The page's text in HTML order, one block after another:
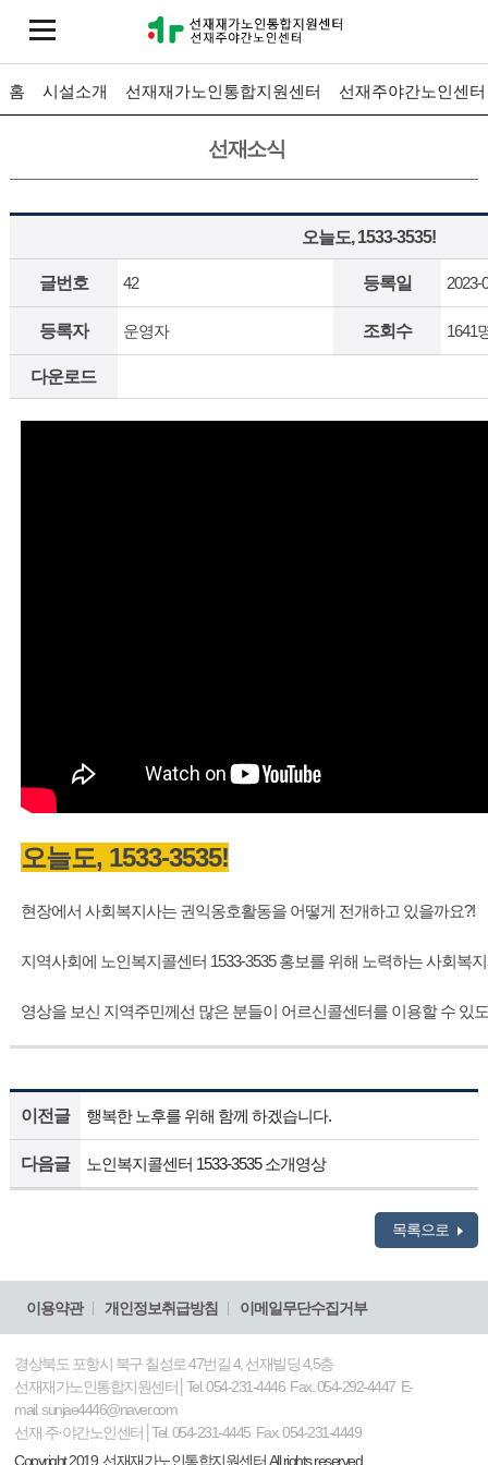
홈 시설소개 선재재가노인통합지원센터 선재주야간노인센터
선재소식
오늘도, 1533-3535!
글번호 42 등록일 2023-
등록자 운영자 조회수 1641
다운로드
오늘도, 1533-3535!
현장에서 사회복지사는 권익옹호활동을 어떻게 전개하고 있을까요?!
지역사회에 노인복지콜센터 1533-3535 홍보를 위해 노력하는 사회복
영상을 보신 지역주민께선 많은 분들이 어르신콜센터를 이용할 수 있
이전글 행복한 노후를 위해 함께 하겠습니다.
다음글 노인복지콜센터 1533-3535 소개영상
목록으로
이용약관 개인정보취급방침 이메일무단수집거부
경상북도 포항시 북구 칠성로 47번길 4, 선재빌딩 4,5층
선재재가노인통합지원센터│Tel. 054-231-4446 Fax. 054-292-4447 E-
mail. sunjae4446@naver.com
선재 주·야간노인센터│Tel. 054-231-4445 Fax. 054-231-4449
Copyright 2019. 선재재가노인통합지원센터 All rights reserved.